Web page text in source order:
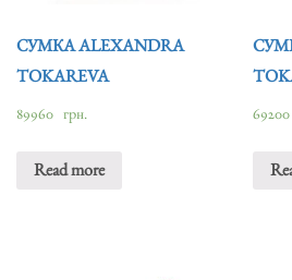
СУМКА ALEXANDRA
TOKAREVA
89960 грн.
Read more
69200